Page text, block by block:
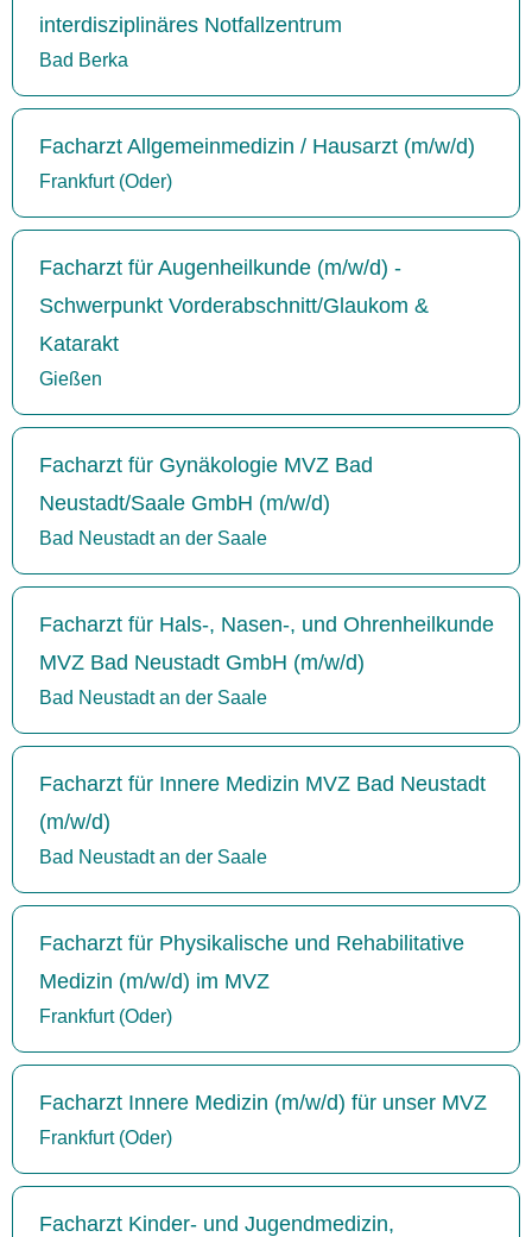
interdisziplinäres Notfallzentrum
Bad Berka
Facharzt Allgemeinmedizin / Hausarzt (m/w/d)
Frankfurt (Oder)
Facharzt für Augenheilkunde (m/w/d) -
Schwerpunkt Vorderabschnitt/Glaukom &
Katarakt
Gießen
Facharzt für Gynäkologie MVZ Bad
Neustadt/Saale GmbH (m/w/d)
Bad Neustadt an der Saale
Facharzt für Hals-, Nasen-, und Ohrenheilkunde
MVZ Bad Neustadt GmbH (m/w/d)
Bad Neustadt an der Saale
Facharzt für Innere Medizin MVZ Bad Neustadt
(m/w/d)
Bad Neustadt an der Saale
Facharzt für Physikalische und Rehabilitative
Medizin (m/w/d) im MVZ
Frankfurt (Oder)
Facharzt Innere Medizin (m/w/d) für unser MVZ
Frankfurt (Oder)
Facharzt Kinder- und Jugendmedizin,